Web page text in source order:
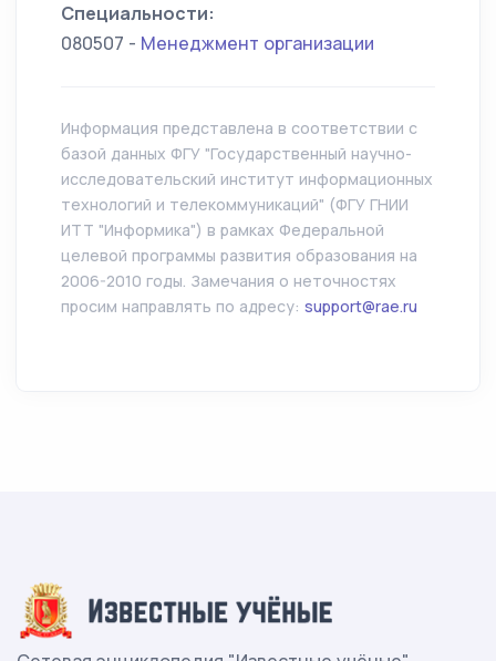
Специальности:
080507 - Менеджмент организации
Информация представлена в соответствии с
базой данных ФГУ "Государственный научно-
исследовательский институт информационных
технологий и телекоммуникаций" (ФГУ ГНИИ
ИТТ "Информика") в рамках Федеральной
целевой программы развития образования на
2006-2010 годы. Замечания о неточностях
просим направлять по адресу: support@rae.ru